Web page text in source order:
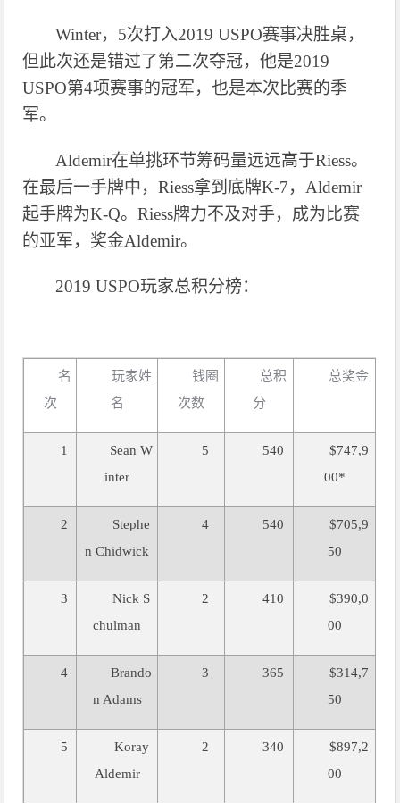
Winter，5次打入2019 USPO赛事决胜桌，
但此次还是错过了第二次夺冠，他是2019
USPO第4项赛事的冠军，也是本次比赛的季
军。
Aldemir在单挑环节筹码量远远高于Riess。
在最后一手牌中，Riess拿到底牌K-7，Aldemir
起手牌为K-Q。Riess牌力不及对手，成为比赛
的亚军，奖金Aldemir。
2019 USPO玩家总积分榜：
名
次
玩家姓
名
钱圈
次数
总积
分
总奖金
1
Sean W
inter
5 540
$747,9
00*
2
Stephe
n Chidwick
4 540
$705,9
50
3
Nick S
chulman
2 410
$390,0
00
4
Brando
n Adams
3 365
$314,7
50
5
Koray
Aldemir
2 340
$897,2
00